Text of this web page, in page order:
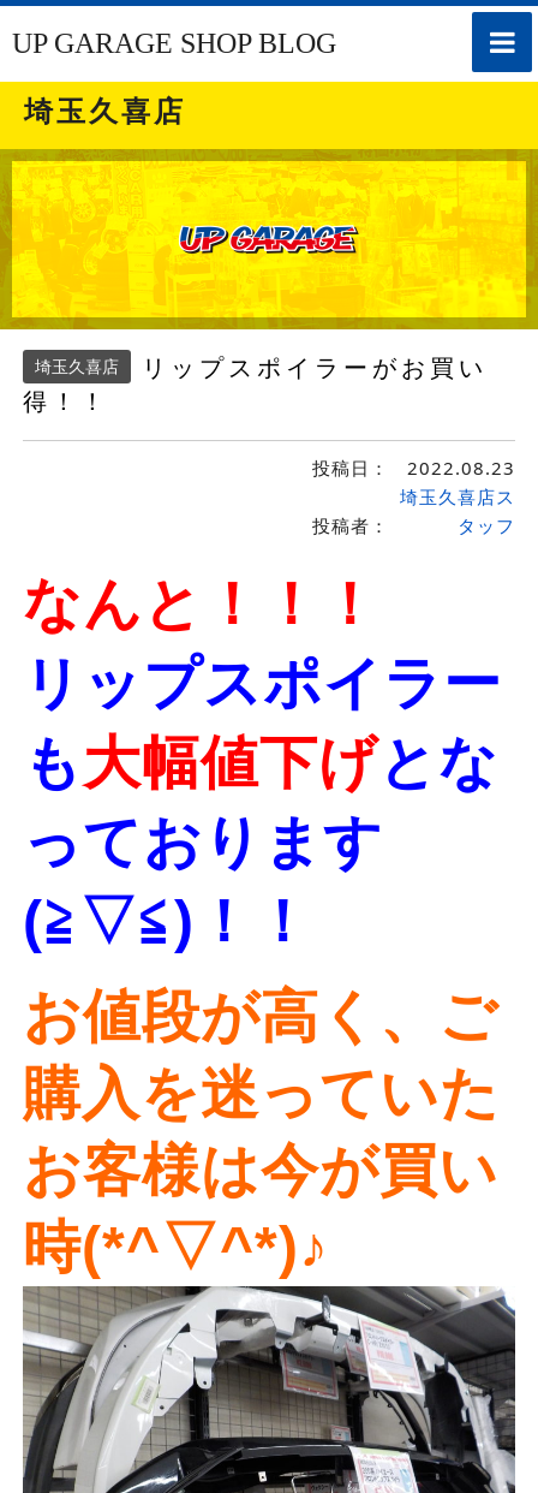
toggle
UP GARAGE SHOP BLOG
埼玉久喜店
埼玉久喜店
リップスポイラーがお買い
得！！
投稿日： 2022.08.23
投稿者：
埼玉久喜店ス
タッフ
なんと！！！
リップスポイラー
も大幅値下げとな
っております
(≧▽≦)！！
お値段が高く、ご
購入を迷っていた
お客様は今が買い
時(*^▽^*)♪